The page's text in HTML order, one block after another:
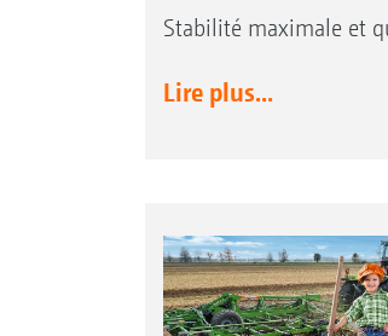
Stabilité maximale et
Lire plus...